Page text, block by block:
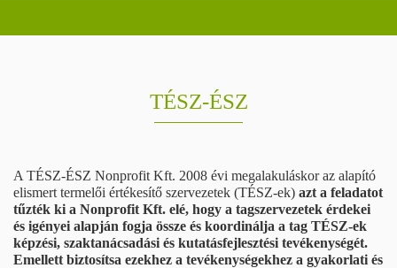
TÉSZ-ÉSZ
A TÉSZ-ÉSZ Nonprofit Kft. 2008 évi megalakuláskor az alapító
elismert termelői értékesítő szervezetek (TÉSZ-ek) azt a feladatot
tűzték ki a Nonprofit Kft. elé, hogy a tagszervezetek érdekei
és igényei alapján fogja össze és koordinálja a tag TÉSZ-ek
képzési, szaktanácsadási és kutatásfejlesztési tevékenységét.
Emellett biztosítsa ezekhez a tevékenységekhez a gyakorlati és